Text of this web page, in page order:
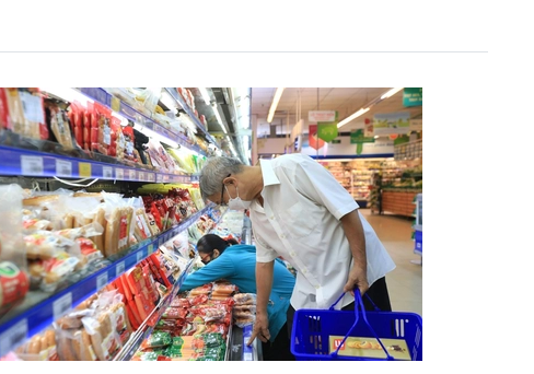
thông – Đô thị